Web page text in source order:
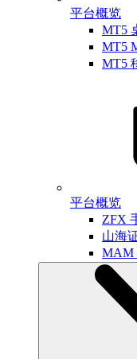
平台概览
MT5
MT5
MT5
平台概览
ZFX
山海
MAM